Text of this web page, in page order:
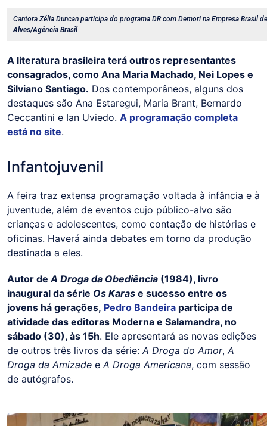
Cantora Zélia Duncan participa do programa DR com Demori na Empresa Brasil
Alves/Agência Brasil
A literatura brasileira terá outros representantes
consagrados, como Ana Maria Machado, Nei Lopes e
Silviano Santiago. Dos contemporâneos, alguns dos
destaques são Ana Estaregui, Maria Brant, Bernardo
Ceccantini e Ian Uviedo. A programação completa
está no site.
Infantojuvenil
A feira traz extensa programação voltada à infância e à
juventude, além de eventos cujo público-alvo são
crianças e adolescentes, como contação de histórias e
oficinas. Haverá ainda debates em torno da produção
destinada a eles.
Autor deA Droga da Obediência (1984), livro
inaugural da série Os Karas e sucesso entre os
jovens há gerações, Pedro Bandeira participa de
atividade das editoras Moderna e Salamandra, no
sábado (30), às 15h. Ele apresentará as novas edições
de outros três livros da série:A Droga do Amor,A
Droga da Amizade eA Droga Americana, com sessão
de autógrafos.